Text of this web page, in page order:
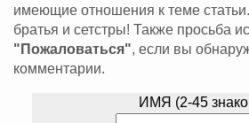
имеющие отношения к теме
братья и сетстры! Также просьба
"Пожаловаться", если вы
комментарии.
ИМЯ (2-45